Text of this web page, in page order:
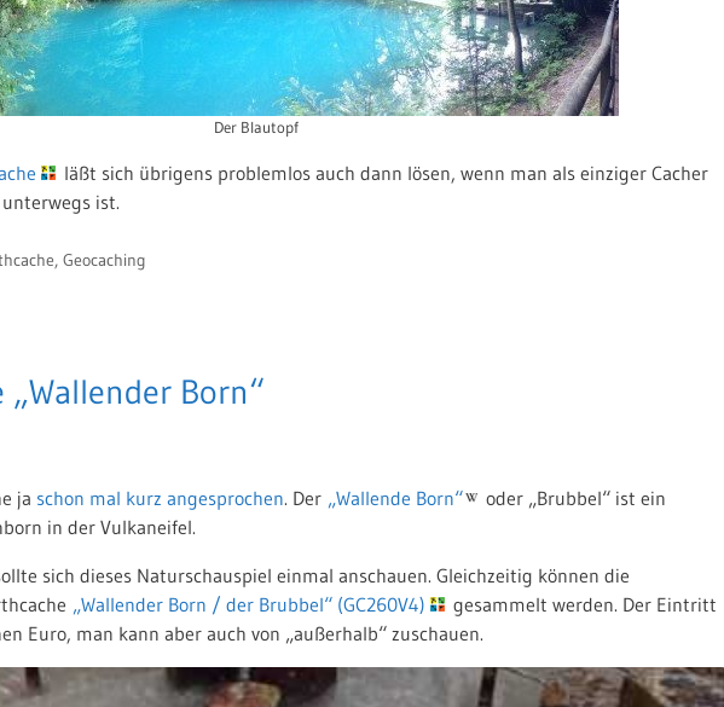
Der Blautopf
läßt sich übrigens problemlos auch dann lösen, wenn man als einziger Cacher
ist.
, Geocaching
„Wallender Born“
ja schon mal kurz angesprochen. Der „Wallende Born“
oder „Brubbel“ ist ein
in der Vulkaneifel.
sich dieses Naturschauspiel einmal anschauen. Gleichzeitig können die
„Wallender Born / der Brubbel“ (GC260V4)
gesammelt werden. Der Eintritt
Euro, man kann aber auch von „außerhalb“ zuschauen.